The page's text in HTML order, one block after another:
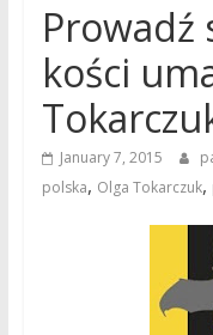
Prowadź
kości
January 7, 2015
polska, Olga Tokarczuk,